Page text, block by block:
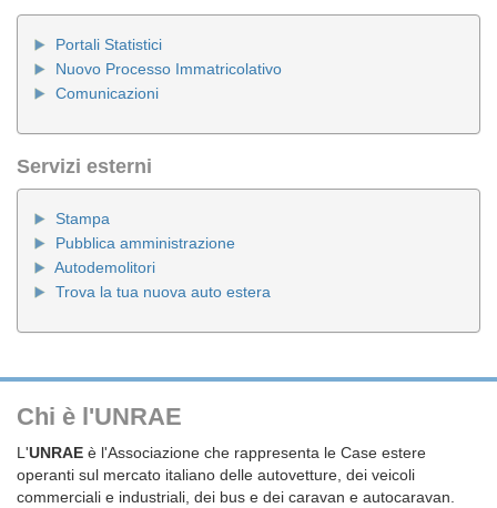
Portali Statistici
Nuovo Processo Immatricolativo
Comunicazioni
Servizi esterni
Stampa
Pubblica amministrazione
Autodemolitori
Trova la tua nuova auto estera
Chi è l'UNRAE
L'UNRAE è l'Associazione che rappresenta le Case estere
operanti sul mercato italiano delle autovetture, dei veicoli
commerciali e industriali, dei bus e dei caravan e autocaravan.